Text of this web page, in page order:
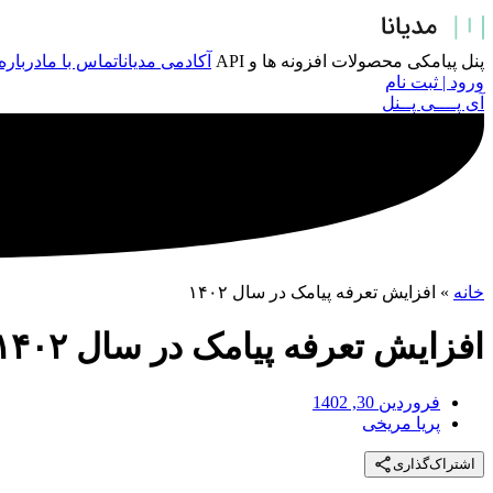
پرش
به
محتوا
پنل پیامکی محصولات افزونه ها و API آکادمی مدیاناتماس با ما
ورود | ثبت نام
آی پــــی پــنل
خانه » افزایش تعرفه پیامک در سال ۱۴۰۲
افزایش تعرفه پیامک در سال ۱۴۰۲
فروردین 30, 1402
پریا مریخی
اشتراک‌گذاری